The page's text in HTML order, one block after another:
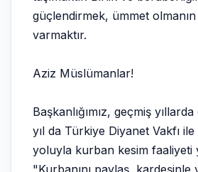
güçlendirmek, ümmet
varmaktır.
Aziz Müslümanlar!
Başkanlığımız, geçmiş
yıl da Türkiye Diyanet Vakfı
yoluyla kurban kesim faaliyeti
"Kurbanını paylaş, kardeşinle